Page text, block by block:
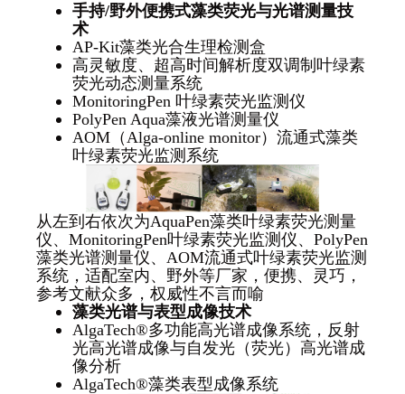
手持/野外便携式藻类荧光与光谱测量技
术
AP-Kit藻类光合生理检测盒
高灵敏度、超高时间解析度双调制叶绿素
荧光动态测量系统
MonitoringPen 叶绿素荧光监测仪
PolyPen Aqua藻液光谱测量仪
AOM（Alga-online monitor）流通式藻类
叶绿素荧光监测系统
从左到右依次为AquaPen藻类叶绿素荧光测量
仪、MonitoringPen叶绿素荧光监测仪、PolyPen
藻类光谱测量仪、AOM流通式叶绿素荧光监测
系统，适配室内、野外等厂家，便携、灵巧，
参考文献众多，权威性不言而喻
藻类光谱与表型成像技术
AlgaTech®多功能高光谱成像系统，反射
光高光谱成像与自发光（荧光）高光谱成
像分析
AlgaTech®藻类表型成像系统